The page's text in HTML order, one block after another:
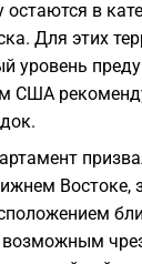
в
Для этих
уровень
США
Востоке,
возможным